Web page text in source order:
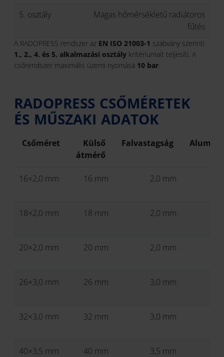
5. osztály
Magas hőmérsékletű radiátoros
fűtés
A RADOPRESS rendszer az EN ISO 21003-1 szabvány szerinti
1., 2., 4. és 5. alkalmazási osztály kritériumait teljesíti. A
csőrendszer maximális üzemi nyomása 10 bar.
RADOPRESS CSŐMÉRETEK
ÉS MŰSZAKI ADATOK
Csőméret
Külső
átmérő
Falvastagság
16×2,0 mm 16 mm 2,0 mm
18×2,0 mm 18 mm 2,0 mm
20×2,0 mm 20 mm 2,0 mm
26×3,0 mm 26 mm 3,0 mm
32×3,0 mm 32 mm 3,0 mm
40×3,5 mm 40 mm 3,5 mm